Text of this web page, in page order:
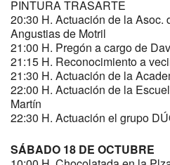
PINTURA TRASARTE
20:30 H. Actuación de la Asoc.
Angustias de Motril
21:00 H. Pregón a cargo de
21:15 H. Reconocimiento a
21:30 H. Actuación de la
22:00 H. Actuación de la
Martín
22:30 H. Actuación el grupo
SÁBADO 18 DE OCTUBRE